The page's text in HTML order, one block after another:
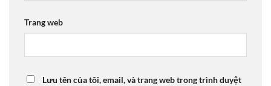
Trang web
Lưu tên của tôi, email, và trang web trong trình duyệt